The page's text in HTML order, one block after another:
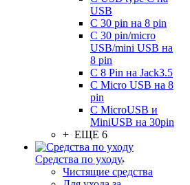
USB
С 30 pin на 8 pin
С 30 pin/micro
USB/mini USB на
8 pin
С 8 Pin на Jack3.5
С Micro USB на 8
pin
С MicroUSB и
MiniUSB на 30pin
+ ЕЩЕ 6
Средства по уходу
Чистящие средства